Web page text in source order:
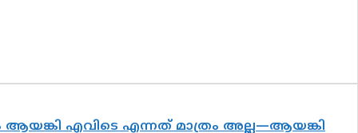
എവിടെ എന്നത് മാത്രം അല്ല—ആയങ്കി